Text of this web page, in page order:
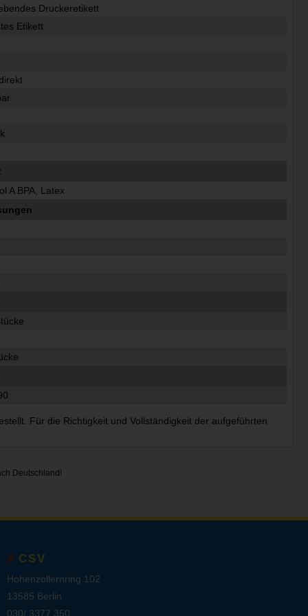
Druckeretikett
Etikett
A BPA, Latex
Für die Richtigkeit und Vollständigkeit der aufgeführten
Deutschland!
CSV
Hohenzollernring 102
13585 Berlin
030/ 3377 350